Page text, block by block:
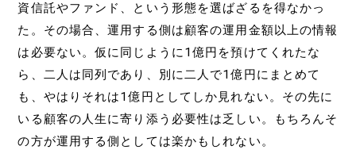
資信託やファンド、という形態を選ばざるを得なかっ
た。その場合、運用する側は顧客の運用金額以上の情報
は必要ない。仮に同じように1億円を預けてくれたな
ら、二人は同列であり、別に二人で1億円にまとめて
も、やはりそれは1億円としてしか見れない。その先に
いる顧客の人生に寄り添う必要性は乏しい。もちろんそ
の方が運用する側としては楽かもしれない。